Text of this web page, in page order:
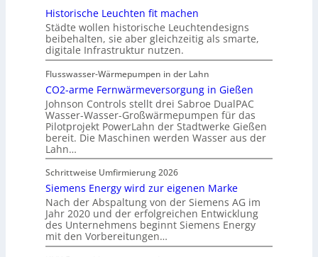
Historische Leuchten fit machen
Städte wollen historische Leuchtendesigns
beibehalten, sie aber gleichzeitig als smarte,
digitale Infrastruktur nutzen.
Flusswasser-Wärmepumpen in der Lahn
CO2-arme Fernwärmeversorgung in Gießen
Johnson Controls stellt drei Sabroe DualPAC
Wasser-Wasser-Großwärmepumpen für das
Pilotprojekt PowerLahn der Stadtwerke Gießen
bereit. Die Maschinen werden Wasser aus der
Lahn…
Schrittweise Umfirmierung 2026
Siemens Energy wird zur eigenen Marke
Nach der Abspaltung von der Siemens AG im
Jahr 2020 und der erfolgreichen Entwicklung
des Unternehmens beginnt Siemens Energy
mit den Vorbereitungen…